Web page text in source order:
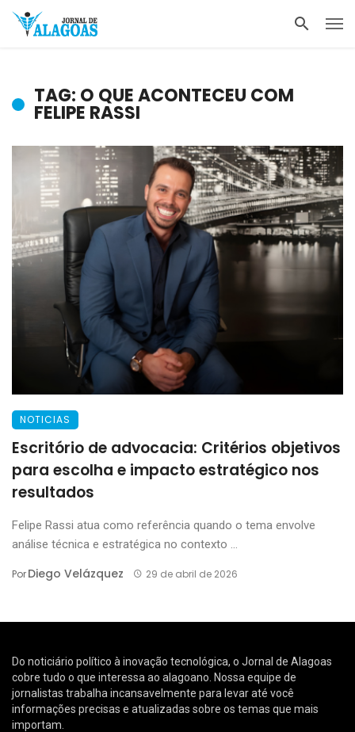
TAG: O QUE ACONTECEU COM
FELIPE RASSI
NOTICIAS
Escritório de advocacia: Critérios objetivos
para escolha e impacto estratégico nos
resultados
Felipe Rassi atua como referência quando o tema envolve
análise técnica e estratégica no contexto ...
PorDiego Velázquez 29 de abril de 2026
Do noticiário político à inovação tecnológica, o Jornal de Alagoas
cobre tudo o que interessa ao alagoano. Nossa equipe de
jornalistas trabalha incansavelmente para levar até você
informações precisas e atualizadas sobre os temas que mais
importam.